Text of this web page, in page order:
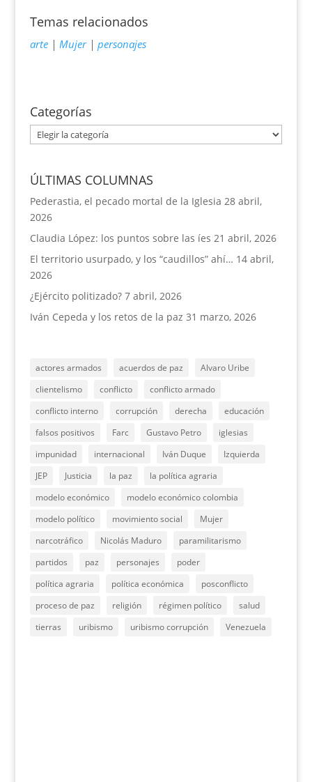
Temas relacionados
arte| Mujer| personajes
Categorías
Categorías
ÚLTIMAS COLUMNAS
Pederastia, el pecado mortal de la Iglesia 28 abril,
2026
Claudia López: los puntos sobre las íes 21 abril, 2026
El territorio usurpado, y los “caudillos” ahí… 14 abril,
2026
¿Ejército politizado? 7 abril, 2026
Iván Cepeda y los retos de la paz 31 marzo, 2026
actores armados acuerdos de paz
Alvaro Uribe
clientelismo
conflicto
conflicto armado
conflicto interno
corrupción derecha
educación
falsos positivos
Farc Gustavo Petro
iglesias
impunidad
internacional Iván Duque
Izquierda
JEP
Justicia la paz
la política agraria
modelo económico
modelo económico colombia
modelo político
movimiento social
Mujer
narcotráfico
Nicolás Maduro
paramilitarismo
partidos
paz personajes
poder
política agraria
política económica
posconflicto
proceso de paz
religión régimen político
salud
tierras
uribismo uribismo corrupción Venezuela